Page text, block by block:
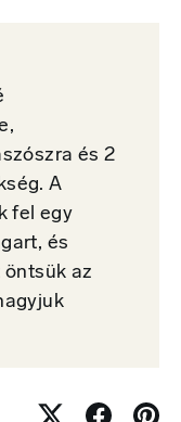
és 2
A
fel egy
és
öntsük az